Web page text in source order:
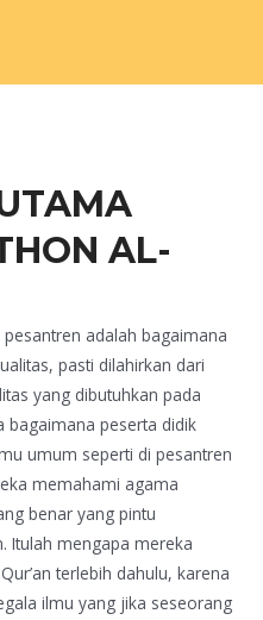
AL-
adalah bagaimana
pasti dilahirkan dari
yang dibutuhkan pada
bagaimana peserta didik
umum seperti di pesantren
memahami agama
benar yang pintu
Itulah mengapa mereka
terlebih dahulu, karena
ilmu yang jika seseorang